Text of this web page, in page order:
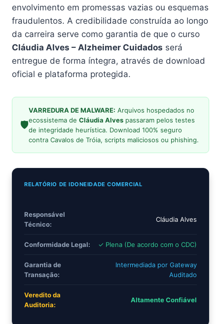
envolvimento em promessas vazias ou esquemas
fraudulentos. A credibilidade construída ao longo
da carreira serve como garantia de que o curso
Cláudia Alves – Alzheimer Cuidados será
entregue de forma íntegra, através de download
oficial e plataforma protegida.
🛡️
VARREDURA DE MALWARE: Arquivos hospedados no
ecossistema de Cláudia Alves passaram pelos testes
de integridade heurística. Download 100% seguro
contra Cavalos de Tróia, scripts maliciosos ou phishing.
RELATÓRIO DE IDONEIDADE COMERCIAL
Responsável
Técnico:
Cláudia Alves
Conformidade Legal: ✓ Plena (De acordo com o CDC)
Garantia de
Transação:
Intermediada por Gateway
Auditado
Veredito da
Auditoria:
Altamente Confiável